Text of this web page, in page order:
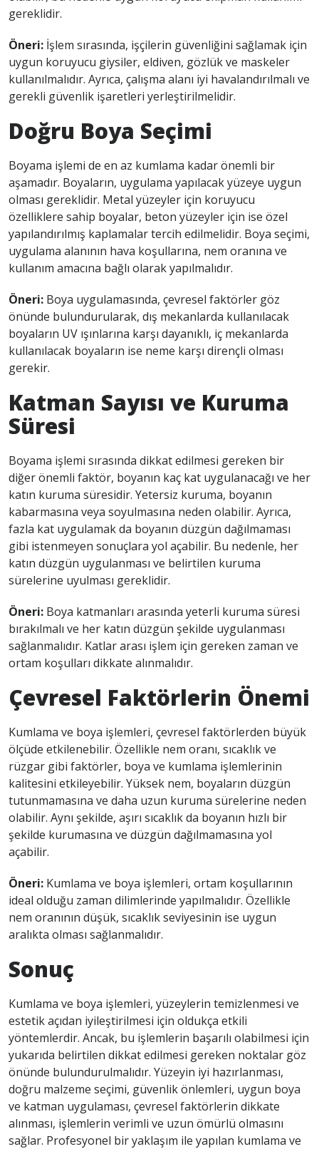
gereklidir.
Öneri: İşlem sırasında, işçilerin güvenliğini sağlamak için
uygun koruyucu giysiler, eldiven, gözlük ve maskeler
kullanılmalıdır. Ayrıca, çalışma alanı iyi havalandırılmalı ve
gerekli güvenlik işaretleri yerleştirilmelidir.
Doğru Boya Seçimi
Boyama işlemi de en az kumlama kadar önemli bir
aşamadır. Boyaların, uygulama yapılacak yüzeye uygun
olması gereklidir. Metal yüzeyler için koruyucu
özelliklere sahip boyalar, beton yüzeyler için ise özel
yapılandırılmış kaplamalar tercih edilmelidir. Boya seçimi,
uygulama alanının hava koşullarına, nem oranına ve
kullanım amacına bağlı olarak yapılmalıdır.
Öneri: Boya uygulamasında, çevresel faktörler göz
önünde bulundurularak, dış mekanlarda kullanılacak
boyaların UV ışınlarına karşı dayanıklı, iç mekanlarda
kullanılacak boyaların ise neme karşı dirençli olması
gerekir.
Katman Sayısı ve Kuruma
Süresi
Boyama işlemi sırasında dikkat edilmesi gereken bir
diğer önemli faktör, boyanın kaç kat uygulanacağı ve her
katın kuruma süresidir. Yetersiz kuruma, boyanın
kabarmasına veya soyulmasına neden olabilir. Ayrıca,
fazla kat uygulamak da boyanın düzgün dağılmaması
gibi istenmeyen sonuçlara yol açabilir. Bu nedenle, her
katın düzgün uygulanması ve belirtilen kuruma
sürelerine uyulması gereklidir.
Öneri: Boya katmanları arasında yeterli kuruma süresi
bırakılmalı ve her katın düzgün şekilde uygulanması
sağlanmalıdır. Katlar arası işlem için gereken zaman ve
ortam koşulları dikkate alınmalıdır.
Çevresel Faktörlerin Önemi
Kumlama ve boya işlemleri, çevresel faktörlerden büyük
ölçüde etkilenebilir. Özellikle nem oranı, sıcaklık ve
rüzgar gibi faktörler, boya ve kumlama işlemlerinin
kalitesini etkileyebilir. Yüksek nem, boyaların düzgün
tutunmamasına ve daha uzun kuruma sürelerine neden
olabilir. Aynı şekilde, aşırı sıcaklık da boyanın hızlı bir
şekilde kurumasına ve düzgün dağılmamasına yol
açabilir.
Öneri: Kumlama ve boya işlemleri, ortam koşullarının
ideal olduğu zaman dilimlerinde yapılmalıdır. Özellikle
nem oranının düşük, sıcaklık seviyesinin ise uygun
aralıkta olması sağlanmalıdır.
Sonuç
Kumlama ve boya işlemleri, yüzeylerin temizlenmesi ve
estetik açıdan iyileştirilmesi için oldukça etkili
yöntemlerdir. Ancak, bu işlemlerin başarılı olabilmesi için
yukarıda belirtilen dikkat edilmesi gereken noktalar göz
önünde bulundurulmalıdır. Yüzeyin iyi hazırlanması,
doğru malzeme seçimi, güvenlik önlemleri, uygun boya
ve katman uygulaması, çevresel faktörlerin dikkate
alınması, işlemlerin verimli ve uzun ömürlü olmasını
sağlar. Profesyonel bir yaklaşım ile yapılan kumlama ve